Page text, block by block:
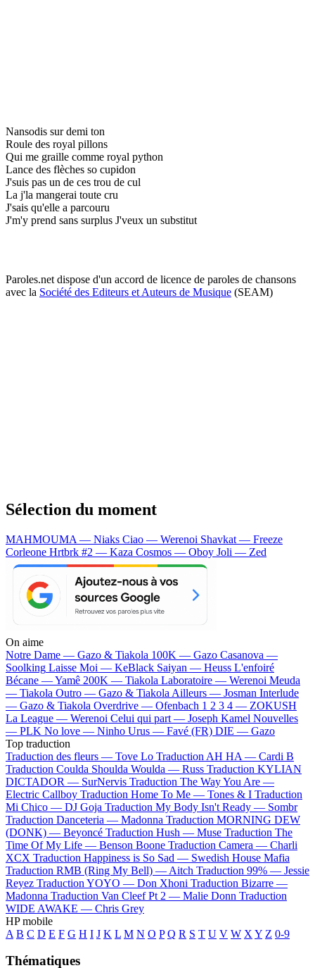
Nansodis sur demi ton
Roule des royal pillons
Qui me graille comme royal python
Lance des flèches so cupidon
J'suis pas un de ces trou de cul
La j'la mangerai toute cru
J'sais qu'elle a parcouru
J'm'y prend sans surplus J'veux un substitut
Paroles.net dispose d'un accord de licence de paroles de chansons
avec la Société des Editeurs et Auteurs de Musique (SEAM)
Sélection du moment
MAHMOUMA — Niaks Ciao — Werenoi Shavkat — Freeze
Corleone Hrtbrk #2 — Kaza Cosmos — Oboy Joli — Zed
On aime
Notre Dame — Gazo & Tiakola 100K — Gazo Casanova —
Soolking Laisse Moi — KeBlack Saiyan — Heuss L'enfoiré
Bécane —Yamê 200K — Tiakola Laboratoire — Werenoi Meuda
— Tiakola Outro — Gazo & Tiakola Ailleurs — Josman Interlude
— Gazo & Tiakola Overdrive — Ofenbach 1 2 3 4 — ZOKUSH
La League — Werenoi Celui qui part — Joseph Kamel Nouvelles
— PLK No love — Ninho Urus — Favé (FR) DIE — Gazo
Top traduction
Traduction des fleurs — Tove Lo Traduction AH HA — Cardi B
Traduction Coulda Shoulda Woulda — Russ Traduction KYLIAN
DICTADOR — SurNervis Traduction The Way You Are —
Electric Callboy Traduction Home To Me — Tones & I Traduction
Mi Chico — DJ Goja Traduction My Body Isn't Ready — Sombr
Traduction Danceteria — Madonna Traduction MORNING DEW
(DONK) — Beyoncé Traduction Hush — Muse Traduction The
Time Of My Life — Benson Boone Traduction Camera — Charli
XCX Traduction Happiness is So Sad — Swedish House Mafia
Traduction RMB (Ring My Bell) — Aitch Traduction 99% — Jessie
Reyez Traduction YOYO — Don Xhoni Traduction Bizarre —
Madonna Traduction Van Cleef Pt 2 — Malie Donn Traduction
WIDE AWAKE — Chris Grey
HP mobile
A B C D E F G H I J K L M N O P Q R S T U V W X Y Z 0-9
Thématiques